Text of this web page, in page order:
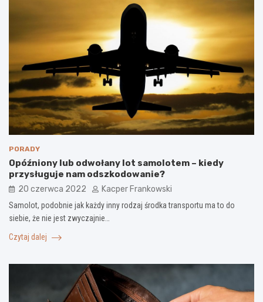
PORADY
Opóźniony lub odwołany lot samolotem – kiedy
przysługuje nam odszkodowanie?
20 czerwca 2022 Kacper Frankowski
Samolot, podobnie jak każdy inny rodzaj środka transportu ma to do
siebie, że nie jest zwyczajnie…
Czytaj dalej